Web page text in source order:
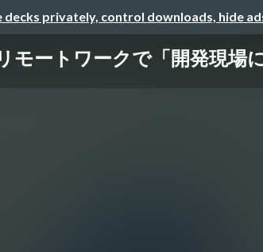
decks privately, control downloads, hide
ートワークで「開発現場